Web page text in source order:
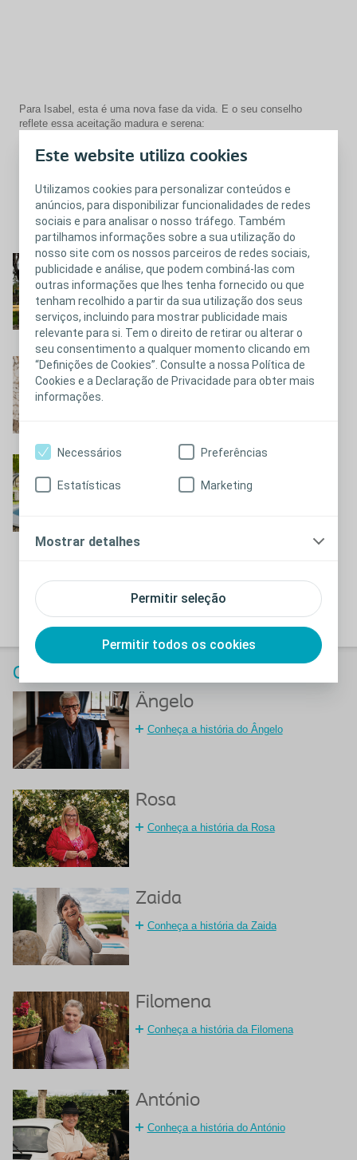
Este website utiliza cookies
Utilizamos cookies para personalizar conteúdos e
anúncios, para disponibilizar funcionalidades de redes
sociais e para analisar o nosso tráfego. Também
partilhamos informações sobre a sua utilização do
nosso site com os nossos parceiros de redes sociais,
publicidade e análise, que podem combiná-las com
outras informações que lhes tenha fornecido ou que
tenham recolhido a partir da sua utilização dos seus
serviços, incluindo para mostrar publicidade mais
relevante para si. Tem o direito de retirar ou alterar o
seu consentimento a qualquer momento clicando em
“Definições de Cookies”. Consulte a nossa Política de
Cookies e a Declaração de Privacidade para obter mais
informações.
Permitir seleção
Permitir todos os cookies
Necessários Preferências
Estatísticas Marketing
Mostrar detalhes
Para Isabel, esta é uma nova fase da vida. E o seu conselho
reflete essa aceitação madura e serena:
“Pensamento positivo. As coisas vão correr bem. Temos de ir ao
fundo da nossa alma para ultrapassar todas as barreiras e
que nos amam. O saco é só um pormenor.”
Fechar
Caroline
Conheça a história da Caroline
Mihai
Conheça a história da Saúl
Calendário Coloplast 2025
Ângelo
Conheça a história do Ângelo
Rosa
Conheça a história da Rosa
Zaida
Conheça a história da Zaida
Filomena
Conheça a história da Filomena
António
Conheça a história do António